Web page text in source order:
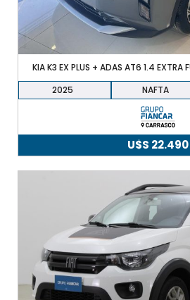
KIA K3 EX PLUS + ADAS AT6 1.4 EXTRA
2025
NAFTA
U$S 22.490